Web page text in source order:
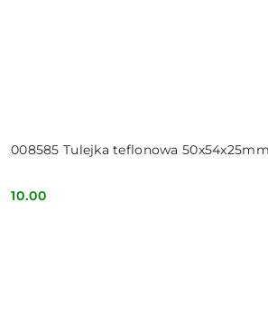
008585 Tulejka teflonowa 50x54x25mm
Cena:
10.00